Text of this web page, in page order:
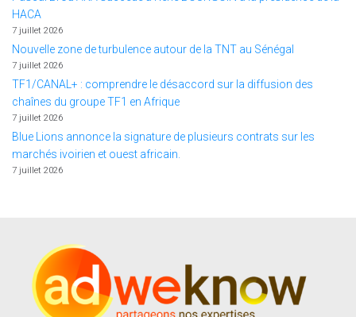
HACA
7 juillet 2026
Nouvelle zone de turbulence autour de la TNT au Sénégal
7 juillet 2026
TF1/CANAL+ : comprendre le désaccord sur la diffusion des
chaînes du groupe TF1 en Afrique
7 juillet 2026
Blue Lions annonce la signature de plusieurs contrats sur les
marchés ivoirien et ouest africain.
7 juillet 2026